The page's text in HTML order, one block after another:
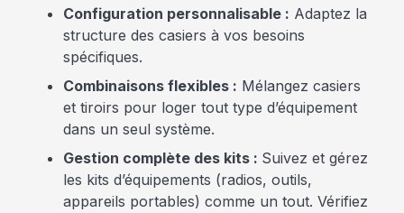
Configuration personnalisable : Adaptez la
structure des casiers à vos besoins
spécifiques.
Combinaisons flexibles : Mélangez casiers
et tiroirs pour loger tout type d’équipement
dans un seul système.
Gestion complète des kits : Suivez et gérez
les kits d’équipements (radios, outils,
appareils portables) comme un tout. Vérifiez